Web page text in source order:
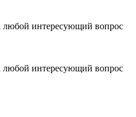
любой интересующий вопрос
любой интересующий вопрос